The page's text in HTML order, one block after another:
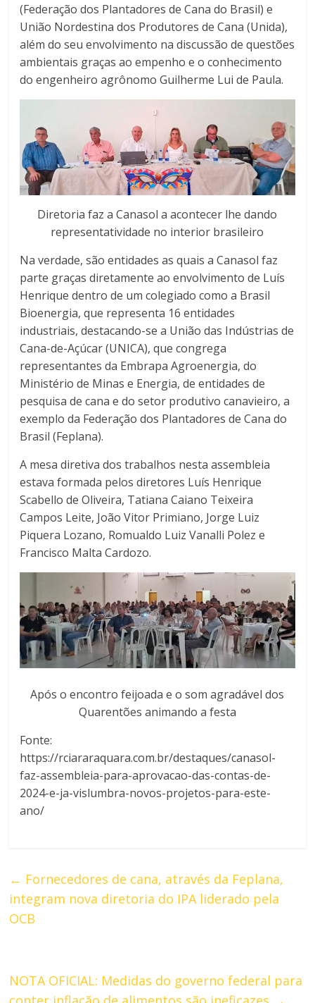
(Federação dos Plantadores de Cana do Brasil) e
União Nordestina dos Produtores de Cana (Unida),
além do seu envolvimento na discussão de questões
ambientais graças ao empenho e o conhecimento
do engenheiro agrônomo Guilherme Lui de Paula.
Diretoria faz a Canasol a acontecer lhe dando
representatividade no interior brasileiro
Na verdade, são entidades as quais a Canasol faz
parte graças diretamente ao envolvimento de Luís
Henrique dentro de um colegiado como a Brasil
Bioenergia, que representa 16 entidades
industriais, destacando-se a União das Indústrias de
Cana-de-Açúcar (UNICA), que congrega
representantes da Embrapa Agroenergia, do
Ministério de Minas e Energia, de entidades de
pesquisa de cana e do setor produtivo canavieiro, a
exemplo da Federação dos Plantadores de Cana do
Brasil (Feplana).
A mesa diretiva dos trabalhos nesta assembleia
estava formada pelos diretores Luís Henrique
Scabello de Oliveira, Tatiana Caiano Teixeira
Campos Leite, João Vitor Primiano, Jorge Luiz
Piquera Lozano, Romualdo Luiz Vanalli Polez e
Francisco Malta Cardozo.
Após o encontro feijoada e o som agradável dos
Quarentões animando a festa
Fonte:
https://rciararaquara.com.br/destaques/canasol-
faz-assembleia-para-aprovacao-das-contas-de-
2024-e-ja-vislumbra-novos-projetos-para-este-
ano/
← Fornecedores de cana, através da Feplana,
integram nova diretoria do IPA liderado pela
OCB
NOTA OFICIAL: Medidas do governo federal para